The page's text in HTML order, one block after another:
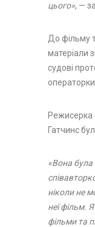
цього», —
До фільму
матеріали
судові
операторки.
Режисерка
Гатчинс
«Вона була
ніколи не
неї фільм.
фільми та